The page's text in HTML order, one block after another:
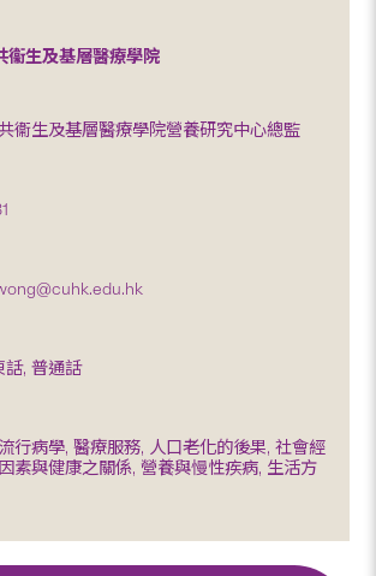
衞生及基層醫療學院
衞生及基層醫療學院營養研究中心總監
話, 普通話
行病學, 醫療服務, 人口老化的後果, 社會經
素與健康之關係, 營養與慢性疾病, 生活方